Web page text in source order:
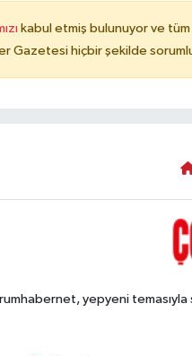
kabul etmiş bulunuyor ve
Gazetesi hiçbir şekilde
yepyeni